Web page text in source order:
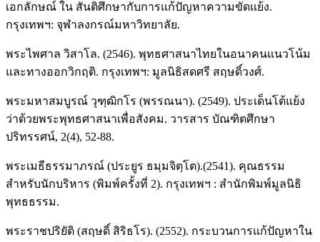
เอกลักษณ์ ใน สันติศึกษากับการแก้ปัญหาความขัดแย้ง.
กรุงเทพฯ: จุฬาลงกรณ์มหาวิทยาลัย.
พระไพศาล วิสาโล. (2546). พุทธศาสนาไทยในอนาคนแนวโน้ม
และทางออกวิกฤติ. กรุงเทพฯ: มูลนิธิสดศรี สฤษดิ์วงศ์.
พระมหาสมบูรณ์ วุฑฺฒิกโร (พรรณนา). (2549). ประเด็นโต้แย้ง
ว่าด้วยพระพุทธศาสนาเพื่อสังคม. วารสาร บัณฑิตศึกษา
ปริทรรศน์, 2(4), 52-88.
พระเมธีธรรมาภรณ์ (ประยูร ธมฺมจิตฺโต).(2541). คุณธรรม
สำหรับนักบริหาร (พิมพ์ครั้งที่ 2). กรุงเทพฯ : สำนักพิมพ์มูลนิธิ
พุทธธรรม.
พระราชปริยัติ (สฤษดิ์ สิริธโร). (2552). กระบวนการแก้ปัญหาใน